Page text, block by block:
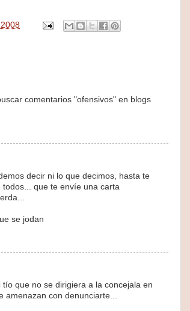
comentarios "ofensivos" en blogs
decir ni lo que decimos, hasta te
que te envíe una carta
se jodan
que no se dirigiera a la concejala en
amenazan con denunciarte...